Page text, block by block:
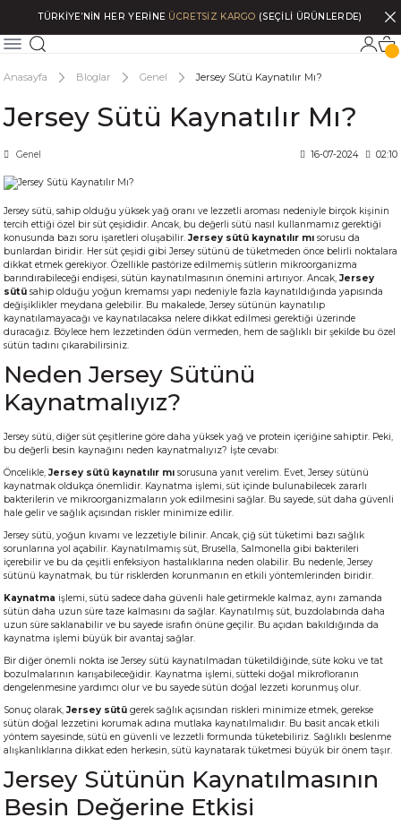
TÜRKİYE’NİN HER YERİNE ÜCRETSİZ KARGO (SEÇİLİ ÜRÜNLERDE)
Anasayfa Bloglar Genel Jersey Sütü Kaynatılır Mı?
Jersey Sütü Kaynatılır Mı?
Genel 16-07-2024 02:10
Jersey sütü, sahip olduğu yüksek yağ oranı ve lezzetli aroması nedeniyle birçok kişinin
tercih ettiği özel bir süt çeşididir. Ancak, bu değerli sütü nasıl kullanmamız gerektiği
konusunda bazı soru işaretleri oluşabilir. Jersey sütü kaynatılır mı sorusu da
bunlardan biridir. Her süt çeşidi gibi Jersey sütünü de tüketmeden önce belirli noktalara
dikkat etmek gerekiyor. Özellikle pastörize edilmemiş sütlerin mikroorganizma
barındırabileceği endişesi, sütün kaynatılmasının önemini artırıyor. Ancak, Jersey
sütü sahip olduğu yoğun kremamsı yapı nedeniyle fazla kaynatıldığında yapısında
değişiklikler meydana gelebilir. Bu makalede, Jersey sütünün kaynatılıp
kaynatılamayacağı ve kaynatılacaksa nelere dikkat edilmesi gerektiği üzerinde
duracağız. Böylece hem lezzetinden ödün vermeden, hem de sağlıklı bir şekilde bu özel
sütün tadını çıkarabilirsiniz.
Neden Jersey Sütünü
Kaynatmalıyız?
Jersey sütü, diğer süt çeşitlerine göre daha yüksek yağ ve protein içeriğine sahiptir. Peki,
bu değerli besin kaynağını neden kaynatmalıyız? İşte cevabı:
Öncelikle, Jersey sütü kaynatılır mı sorusuna yanıt verelim. Evet, Jersey sütünü
kaynatmak oldukça önemlidir. Kaynatma işlemi, süt içinde bulunabilecek zararlı
bakterilerin ve mikroorganizmaların yok edilmesini sağlar. Bu sayede, süt daha güvenli
hale gelir ve sağlık açısından riskler minimize edilir.
Jersey sütü, yoğun kıvamı ve lezzetiyle bilinir. Ancak, çiğ süt tüketimi bazı sağlık
sorunlarına yol açabilir. Kaynatılmamış süt, Brusella, Salmonella gibi bakterileri
içerebilir ve bu da çeşitli enfeksiyon hastalıklarına neden olabilir. Bu nedenle, Jersey
sütünü kaynatmak, bu tür risklerden korunmanın en etkili yöntemlerinden biridir.
Kaynatma işlemi, sütü sadece daha güvenli hale getirmekle kalmaz, aynı zamanda
sütün daha uzun süre taze kalmasını da sağlar. Kaynatılmış süt, buzdolabında daha
uzun süre saklanabilir ve bu sayede israfın önüne geçilir. Bu açıdan bakıldığında da
kaynatma işlemi büyük bir avantaj sağlar.
Bir diğer önemli nokta ise Jersey sütü kaynatılmadan tüketildiğinde, süte koku ve tat
bozulmalarının karışabileceğidir. Kaynatma işlemi, sütteki doğal mikrofloranın
dengelenmesine yardımcı olur ve bu sayede sütün doğal lezzeti korunmuş olur.
Sonuç olarak, Jersey sütü gerek sağlık açısından riskleri minimize etmek, gerekse
sütün doğal lezzetini korumak adına mutlaka kaynatılmalıdır. Bu basit ancak etkili
yöntem sayesinde, sütü en güvenli ve lezzetli formunda tüketebiliriz. Sağlıklı beslenme
alışkanlıklarına dikkat eden herkesin, sütü kaynatarak tüketmesi büyük bir önem taşır.
Jersey Sütünün Kaynatılmasının
Besin Değerine Etkisi